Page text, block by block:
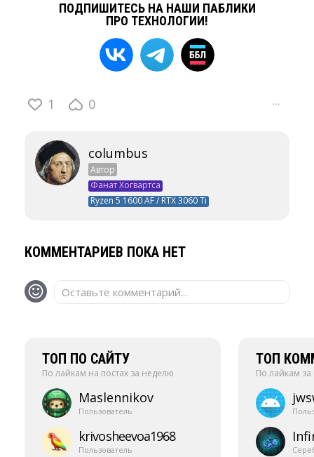
ПОДПИШИТЕСЬ НА НАШИ ПАБЛИКИ
ПРО ТЕХНОЛОГИИ!
1 0 ···
columbus
Автор
Фанат Хогвартса
Ryzen 5 1600 AF / RTX 3060 Ti
КОММЕНТАРИЕВ ПОКА НЕТ
Оставьте комментарий...
ТОП ПО САЙТУ
По лайкам на постах за неделю
Maslennikov
Пользователь
krivosheevoa1968
Пользователь
ТОП
По лайкам